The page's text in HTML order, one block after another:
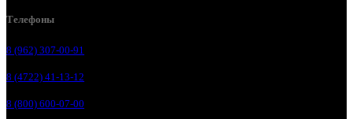
Телефоны
8 (962) 307-00-91
8 (4722) 41-13-12
8 (800) 600-07-00